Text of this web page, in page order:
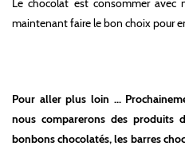
maintenant faire le bon choix pour
Pour aller plus loin ...
nous comparerons des produits
bonbons chocolatés, les barres